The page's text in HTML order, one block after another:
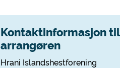
Kontaktinformasjon til
arrangøren
Hrani Islandshestforening